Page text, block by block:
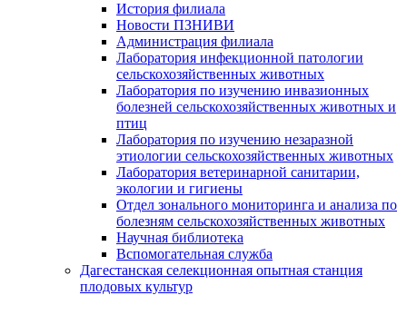
История филиала
Новости ПЗНИВИ
Администрация филиала
Лаборатория инфекционной патологии
сельскохозяйственных животных
Лаборатория по изучению инвазионных
болезней сельскохозяйственных животных и
птиц
Лаборатория по изучению незаразной
этиологии сельскохозяйственных животных
Лаборатория ветеринарной санитарии,
экологии и гигиены
Отдел зонального мониторинга и анализа по
болезням сельскохозяйственных животных
Научная библиотека
Вспомогательная служба
Дагестанская селекционная опытная станция
плодовых культур